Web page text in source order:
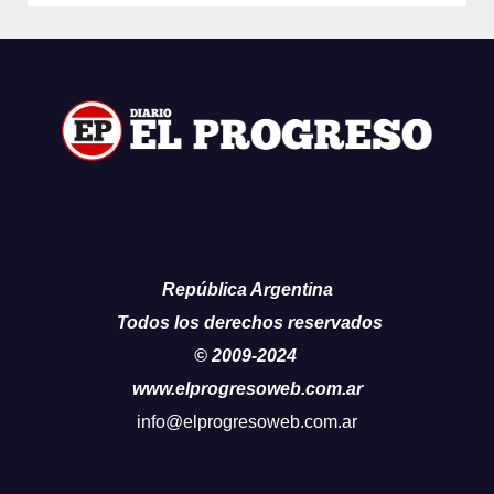
República Argentina
Todos los derechos reservados
© 2009-2024
www.elprogresoweb.com.ar
info@elprogresoweb.com.ar